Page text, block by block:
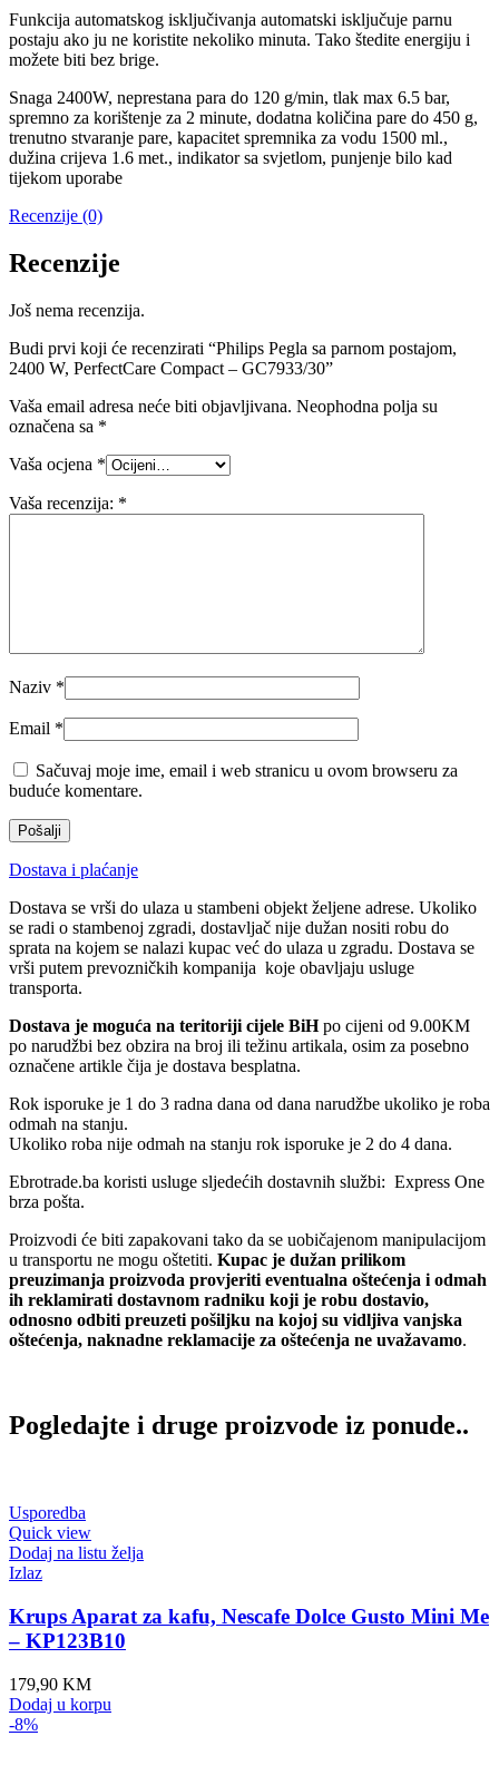
Funkcija automatskog isključivanja automatski isključuje parnu
postaju ako ju ne koristite nekoliko minuta. Tako štedite energiju i
možete biti bez brige.
Snaga 2400W, neprestana para do 120 g/min, tlak max 6.5 bar,
spremno za korištenje za 2 minute, dodatna količina pare do 450 g,
trenutno stvaranje pare, kapacitet spremnika za vodu 1500 ml.,
dužina crijeva 1.6 met., indikator sa svjetlom, punjenje bilo kad
tijekom uporabe
Recenzije (0)
Recenzije
Još nema recenzija.
Budi prvi koji će recenzirati “Philips Pegla sa parnom postajom,
2400 W, PerfectCare Compact – GC7933/30”
Vaša email adresa neće biti objavljivana. Neophodna polja su
označena sa *
Vaša ocjena *
Vaša recenzija: *
Naziv *
Email *
Sačuvaj moje ime, email i web stranicu u ovom browseru za
buduće komentare.
Dostava i plaćanje
Dostava se vrši do ulaza u stambeni objekt željene adrese. Ukoliko
se radi o stambenoj zgradi, dostavljač nije dužan nositi robu do
sprata na kojem se nalazi kupac već do ulaza u zgradu. Dostava se
vrši putem prevozničkih kompanija koje obavljaju usluge
transporta.
Dostava je moguća na teritoriji cijele BiHpo cijeni od 9.00KM
po narudžbi bez obzira na broj ili težinu artikala, osim za posebno
označene artikle čija je dostava besplatna.
Rok isporuke je 1 do 3 radna dana od dana narudžbe ukoliko je roba
odmah na stanju.
Ukoliko roba nije odmah na stanju rok isporuke je 2 do 4 dana.
Ebrotrade.ba koristi usluge sljedećih dostavnih službi: Express One
brza pošta.
Proizvodi će biti zapakovani tako da se uobičajenom manipulacijom
u transportu ne mogu oštetiti. Kupac je dužan prilikom
preuzimanja proizvoda provjeriti eventualna oštećenja i odmah
ih reklamirati dostavnom radniku koji je robu dostavio,
odnosno odbiti preuzeti pošiljku na kojoj su vidljiva vanjska
oštećenja, naknadne reklamacije za oštećenja ne uvažavamo.
Pogledajte i druge proizvode iz ponude..
Usporedba
Quick view
Dodaj na listu želja
Izlaz
Krups Aparat za kafu, Nescafe Dolce Gusto Mini Me
– KP123B10
179,90 KM
Dodaj u korpu
-8%